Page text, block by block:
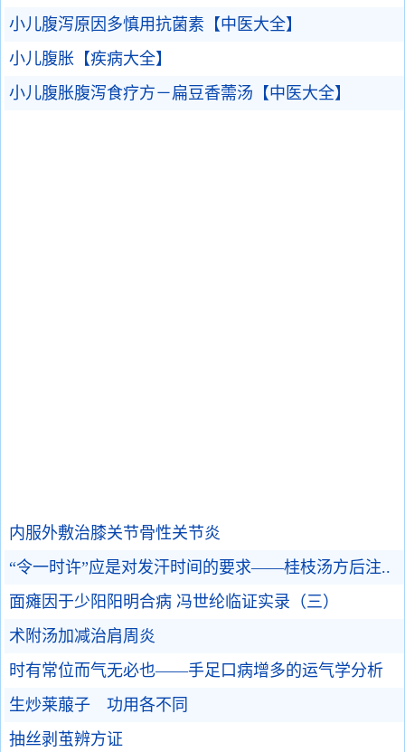
小儿腹泻原因多慎用抗菌素【中医大全】
小儿腹胀【疾病大全】
小儿腹胀腹泻食疗方－扁豆香薷汤【中医大全】
内服外敷治膝关节骨性关节炎
“令一时许”应是对发汗时间的要求——桂枝汤方后注..
面瘫因于少阳阳明合病 冯世纶临证实录（三）
术附汤加减治肩周炎
时有常位而气无必也——手足口病增多的运气学分析
生炒莱菔子 功用各不同
抽丝剥茧辨方证